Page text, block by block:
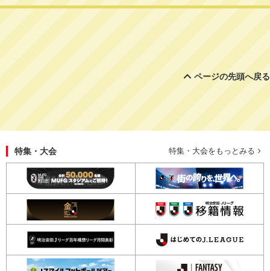
ページの先頭へ戻る
特集・大会 特集・大会をもっとみる